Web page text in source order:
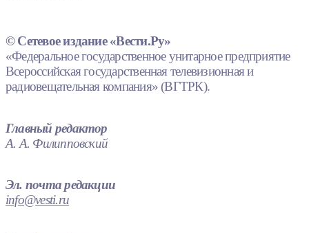
© Сетевое издание «Вести.Ру»
«Федеральное государственное унитарное предприятие
Всероссийская государственная телевизионная и
радиовещательная компания» (ВГТРК).
Главный редактор
А. А. Филипповский
Эл. почта редакции
info@vesti.ru